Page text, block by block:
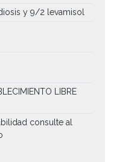
y 9/2 levamisol
LIBRE
consulte al